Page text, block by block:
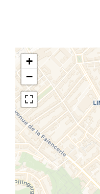
+
−